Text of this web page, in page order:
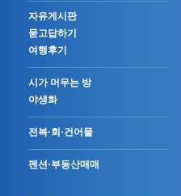
자유게시판
묻고답하기
여행후기
시가 머무는 방
야생화
전복·회·건어물
펜션·부동산매매